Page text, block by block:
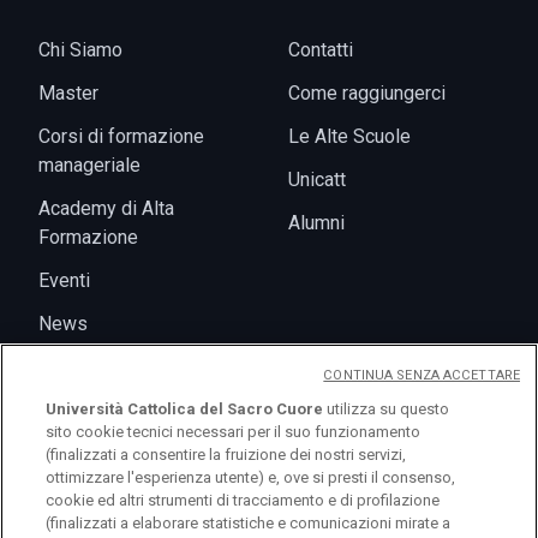
Chi Siamo
Master
Corsi di formazione
manageriale
Academy di Alta
Formazione
Eventi
News
Contatti
Come raggiungerci
Le Alte Scuole
Unicatt
Alumni
Università Cattolica del Sacro Cuore utilizza su questo
sito cookie tecnici necessari per il suo funzionamento
(finalizzati a consentire la fruizione dei nostri servizi,
ottimizzare l'esperienza utente) e, ove si presti il consenso,
cookie ed altri strumenti di tracciamento e di profilazione
(finalizzati a elaborare statistiche e comunicazioni mirate a
CONTINUA SENZA ACCETTARE